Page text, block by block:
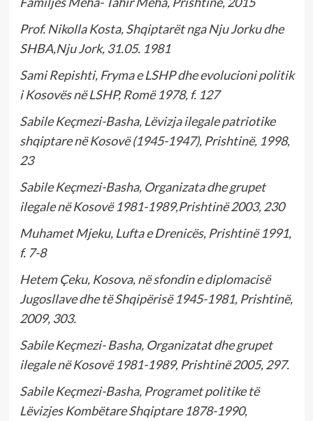
Prof. Nikolla Kosta, Shqiptarët nga Nju Jorku dhe
SHBA,Nju Jork, 31.05. 1981
Sami Repishti, Fryma e LSHP dhe evolucioni politik
i Kosovës në LSHP, Romë 1978, f. 127
Sabile Keçmezi-Basha, Lëvizja ilegale patriotike
shqiptare në Kosovë (1945-1947), Prishtinë, 1998,
23
Sabile Keçmezi-Basha, Organizata dhe grupet
ilegale në Kosovë 1981-1989,Prishtinë 2003, 230
Muhamet Mjeku, Lufta e Drenicës, Prishtinë 1991,
f. 7-8
Hetem Çeku, Kosova, në sfondin e diplomacisë
Jugosllave dhe të Shqipërisë 1945-1981, Prishtinë,
2009, 303.
Sabile Keçmezi- Basha, Organizatat dhe grupet
ilegale në Kosovë 1981-1989, Prishtinë 2005, 297.
Sabile Keçmezi-Basha, Programet politike të
Lëvizjes Kombëtare Shqiptare 1878-1990,